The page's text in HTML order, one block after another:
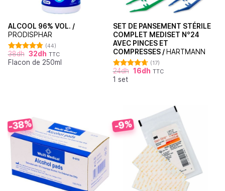
ALCOOL 96% VOL. /
PRODISPHAR
Note 4.77
sur 5
(44)
38dh 32dh TTC
Flacon de 250ml
SET DE PANSEMENT STÉRILE
COMPLET MEDISET N°24
AVEC PINCES ET
COMPRESSES / HARTMANN
Note
4.71
sur 5
(17)
24dh 16dh TTC
1 set
-38% -9%